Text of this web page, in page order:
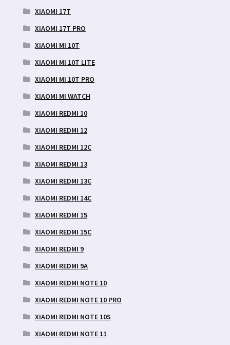
XIAOMI 17T
XIAOMI 17T PRO
XIAOMI MI 10T
XIAOMI MI 10T LITE
XIAOMI MI 10T PRO
XIAOMI MI WATCH
XIAOMI REDMI 10
XIAOMI REDMI 12
XIAOMI REDMI 12C
XIAOMI REDMI 13
XIAOMI REDMI 13C
XIAOMI REDMI 14C
XIAOMI REDMI 15
XIAOMI REDMI 15C
XIAOMI REDMI 9
XIAOMI REDMI 9A
XIAOMI REDMI NOTE 10
XIAOMI REDMI NOTE 10 PRO
XIAOMI REDMI NOTE 10S
XIAOMI REDMI NOTE 11